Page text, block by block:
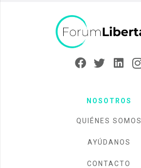
NOSOTROS
QUIÉNES SOMOS
AYÚDANOS
CONTACTO